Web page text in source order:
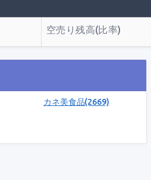
空売り残高(比率)
カネ美食品(2669)